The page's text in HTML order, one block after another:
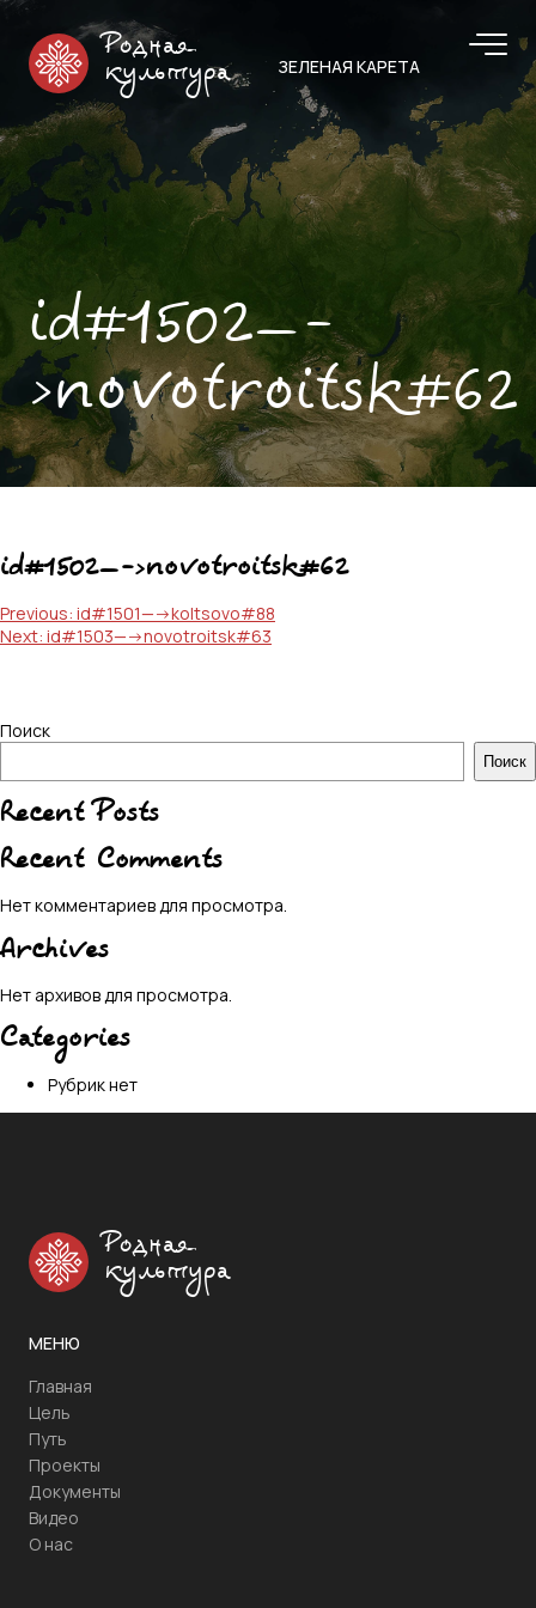
Родная
культура
ЗЕЛЕНАЯ КАРЕТА
id#1502—-
>novotroitsk#62
id#1502—->novotroitsk#62
Навигация
по
Previous: id#1501—->koltsovo#88
Next: id#1503—->novotroitsk#63
Поиск
Поиск
Recent Posts
Recent Comments
Нет комментариев для просмотра.
Archives
Нет архивов для просмотра.
Categories
Рубрик нет
Родная
культура
МЕНЮ
Главная
Цель
Путь
Проекты
Документы
Видео
О нас